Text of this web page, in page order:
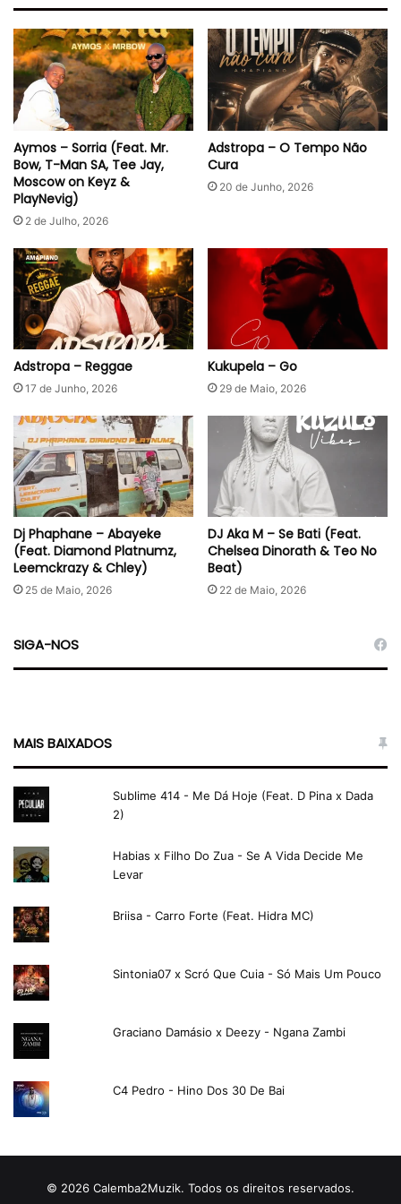
k
)
o
A
m
o
r
Aymos – Sorria (Feat. Mr.
Bow, T-Man SA, Tee Jay,
Moscow on Keyz &
PlayNevig)
2 de Julho, 2026
Adstropa – O Tempo Não
Cura
20 de Junho, 2026
Adstropa – Reggae
17 de Junho, 2026
Kukupela – Go
29 de Maio, 2026
Dj Phaphane – Abayeke
(Feat. Diamond Platnumz,
Leemckrazy & Chley)
25 de Maio, 2026
DJ Aka M – Se Bati (Feat.
Chelsea Dinorath & Teo No
Beat)
22 de Maio, 2026
SIGA-NOS
MAIS BAIXADOS
Sublime 414 - Me Dá Hoje (Feat. D Pina x Dada
2)
Habias x Filho Do Zua - Se A Vida Decide Me
Levar
Briisa - Carro Forte (Feat. Hidra MC)
Sintonia07 x Scró Que Cuia - Só Mais Um Pouco
Graciano Damásio x Deezy - Ngana Zambi
C4 Pedro - Hino Dos 30 De Bai
© 2026 Calemba2Muzik. Todos os direitos reservados.